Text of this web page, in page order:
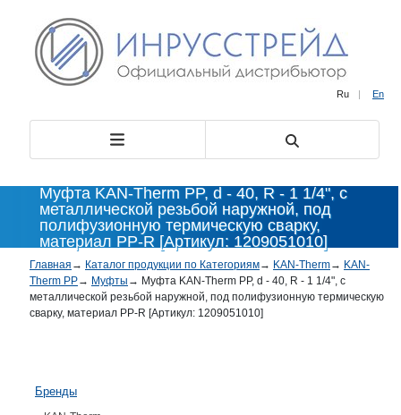
Ru | En
Муфта KAN-Therm PP, d - 40, R - 1 1/4", с
металлической резьбой наружной, под
полифузионную термическую сварку,
материал PP-R [Артикул: 1209051010]
Главная → Каталог продукции по Категориям→ KAN-Therm→ KAN-
Therm PP→ Муфты → Муфта KAN-Therm PP, d - 40, R - 1 1/4", с
металлической резьбой наружной, под полифузионную термическую
сварку, материал PP-R [Артикул: 1209051010]
Бренды